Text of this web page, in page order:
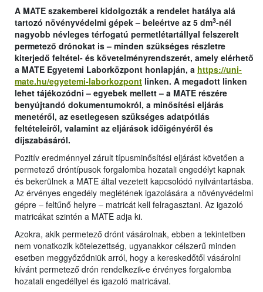
A MATE szakemberei kidolgozták a rendelet hatálya alá
tartozó növényvédelmi gépek – beleértve az 5 dm3-nél
nagyobb névleges térfogatú permetlétartállyal felszerelt
permetező drónokat is – minden szükséges részletre
kiterjedő feltétel- és követelményrendszerét, amely elérhető
a MATE Egyetemi Laborközpont honlapján, a https://uni-
mate.hu/egyetemi-laborkozpont linken. A megadott linken
lehet tájékozódni – egyebek mellett – a MATE részére
benyújtandó dokumentumokról, a minősítési eljárás
menetéről, az esetlegesen szükséges adatpótlás
feltételeiről, valamint az eljárások időigényéről és
díjszabásáról.
Pozitív eredménnyel zárult típusminősítési eljárást követően a
permetező dróntípusok forgalomba hozatali engedélyt kapnak
és bekerülnek a MATE által vezetett kapcsolódó nyilvántartásba.
Az érvényes engedély meglétének igazolására a növényvédelmi
gépre – feltűnő helyre – matricát kell felragasztani. Az igazoló
matricákat szintén a MATE adja ki.
Azokra, akik permetező drónt vásárolnak, ebben a tekintetben
nem vonatkozik kötelezettség, ugyanakkor célszerű minden
esetben meggyőződniük arról, hogy a kereskedőtől vásárolni
kívánt permetező drón rendelkezik-e érvényes forgalomba
hozatali engedéllyel és igazoló matricával.